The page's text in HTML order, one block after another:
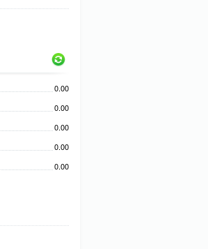
0.00
0.00
0.00
0.00
0.00